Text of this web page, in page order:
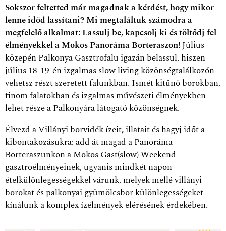
Sokszor feltetted már magadnak a kérdést, hogy mikor
lenne időd lassítani? Mi megtaláltuk számodra a
megfelelő alkalmat: Lassulj be, kapcsolj ki és töltődj fel
élményekkel a Mokos Panoráma Borteraszon!Július
közepén Palkonya Gasztrofalu igazán belassul, hiszen
július 18-19-én izgalmas slow living közönségtalálkozón
vehetsz részt szeretett falunkban. Ismét kitűnő borokban,
finom falatokban és izgalmas művészeti élményekben
lehet része a Palkonyára látogató közönségnek.
Élvezd a Villányi borvidék ízeit, illatait és hagyj időt a
kibontakozásukra: add át magad a Panoráma
Borteraszunkon a Mokos Gast(slow) Weekend
gasztroélményeinek, ugyanis mindkét napon
ételkülönlegességekkel várunk, melyek mellé villányi
borokat és palkonyai gyümölcsbor különlegességeket
kínálunk a komplex ízélmények elérésének érdekében.